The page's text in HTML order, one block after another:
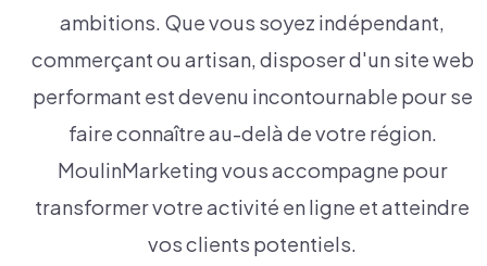
ambitions. Que vous soyez indépendant,
commerçant ou artisan, disposer d'un site web
performant est devenu incontournable pour se
faire connaître au-delà de votre région.
MoulinMarketing vous accompagne pour
transformer votre activité en ligne et atteindre
vos clients potentiels.